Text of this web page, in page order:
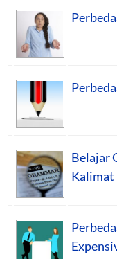
Belajar
Kalimat